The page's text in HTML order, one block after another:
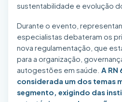
sustentabilidade e evolução
Durante o evento,
especialistas debateram os
nova regulamentação, que
para a organização,
autogestões em saúde. A RN
considerada um dos temas
segmento, exigindo das